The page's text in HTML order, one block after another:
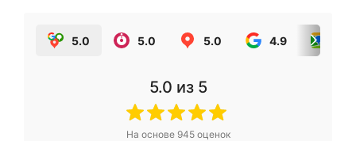
5.0 5.0 5.0 4.9
5.0 из 5
На основе 945оценок